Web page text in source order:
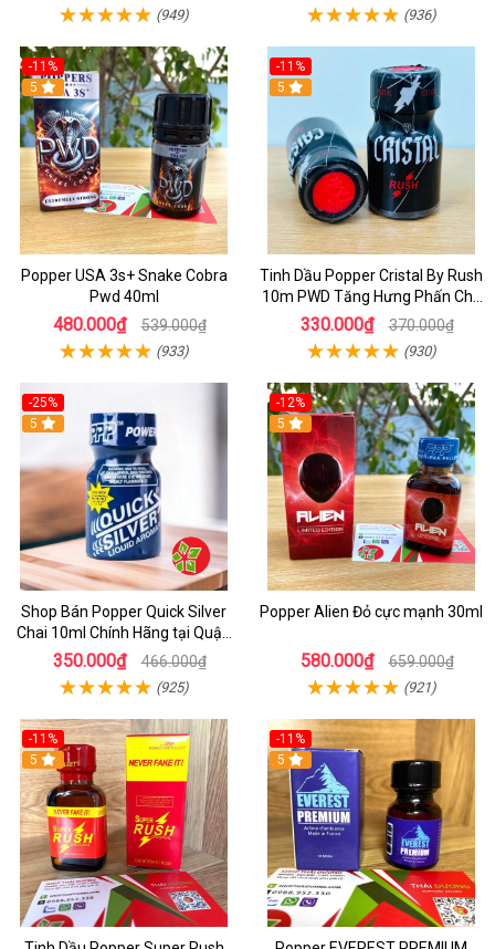
(949) (936)
-11%
5
Popper USA 3s+ Snake Cobra
Pwd 40ml
480.000₫ 539.000₫
(933)
-11%
5
Tinh Dầu Popper Cristal By Rush
10m PWD Tăng Hưng Phấn Cho
Top Bot
330.000₫ 370.000₫
(930)
-25%
5
Shop Bán Popper Quick Silver
Chai 10ml Chính Hãng tại Quận
1 - Kích thích tăng ham muốn
cực mạnh
350.000₫ 466.000₫
(925)
-12%
5
Popper Alien Đỏ cực mạnh 30ml
580.000₫ 659.000₫
(921)
-11%
5
-11%
5